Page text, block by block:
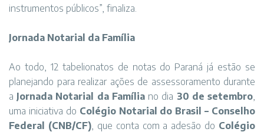
instrumentos públicos”, finaliza.
Jornada Notarial da Família
Ao todo, 12 tabelionatos de notas do Paraná já estão se
planejando para realizar ações de assessoramento durante
aJornada Notarial da Famíliano dia 30 de setembro,
uma iniciativa do Colégio Notarial do Brasil – Conselho
Federal (CNB/CF), que conta com a adesão do Colégio